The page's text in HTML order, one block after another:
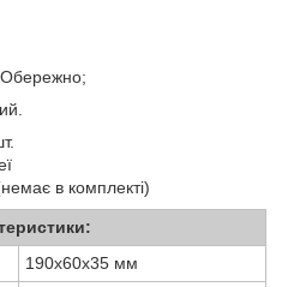
в комплекті)
190x60x35 мм